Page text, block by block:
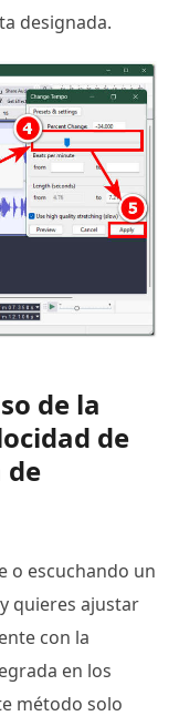
designada.
de la
de
de
o escuchando un
quieres ajustar
con la
en los
método solo